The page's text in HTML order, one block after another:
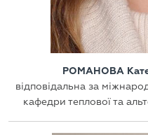
РОМАНОВА
відповідальна за
кафедри теплової та